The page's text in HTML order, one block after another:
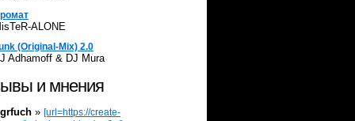
ALONE
(Original-Mix) 2.0
Adhamoff & DJ Mura
и мнения
» [url=https://create-